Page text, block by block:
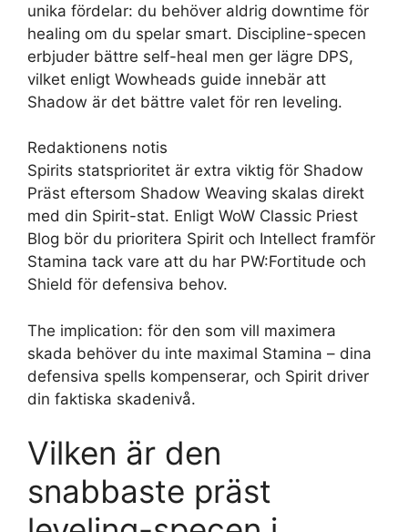
unika fördelar: du behöver aldrig downtime för
healing om du spelar smart. Discipline-specen
erbjuder bättre self-heal men ger lägre DPS,
vilket enligt Wowheads guide innebär att
Shadow är det bättre valet för ren leveling.
Redaktionens notis
Spirits statsprioritet är extra viktig för Shadow
Präst eftersom Shadow Weaving skalas direkt
med din Spirit-stat. Enligt WoW Classic Priest
Blog bör du prioritera Spirit och Intellect framför
Stamina tack vare att du har PW:Fortitude och
Shield för defensiva behov.
The implication: för den som vill maximera
skada behöver du inte maximal Stamina – dina
defensiva spells kompenserar, och Spirit driver
din faktiska skadenivå.
Vilken är den
snabbaste präst